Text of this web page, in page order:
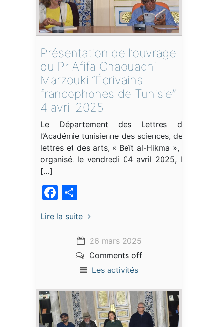
Présentation de l’ouvrage
du Pr Afifa Chaouachi
Marzouki “Écrivains
francophones de Tunisie” –
4 avril 2025
Le Département des Lettres de
l’Académie tunisienne des sciences, des
lettres et des arts, « Beït al-Hikma », a
organisé, le vendredi 04 avril 2025, la
[…]
Facebook
Lire la suite
26 mars 2025
Comments off
Les activités